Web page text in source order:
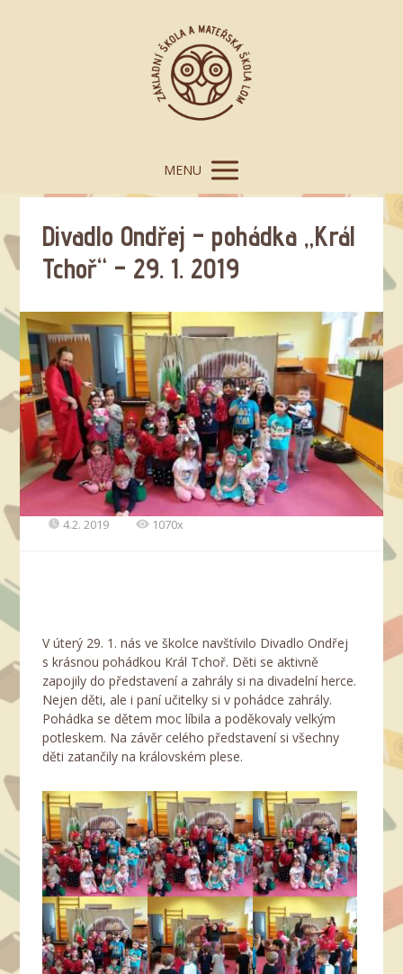
MENU
Divadlo Ondřej – pohádka „Král
Tchoř“ – 29. 1. 2019
4.2. 2019 1070x
V úterý 29. 1. nás ve školce navštívilo Divadlo Ondřej
s krásnou pohádkou Král Tchoř. Děti se aktivně
zapojily do představení a zahrály si na divadelní herce.
Nejen děti, ale i paní učitelky si v pohádce zahrály.
Pohádka se dětem moc líbila a poděkovaly velkým
potleskem. Na závěr celého představení si všechny
děti zatančily na královském plese.